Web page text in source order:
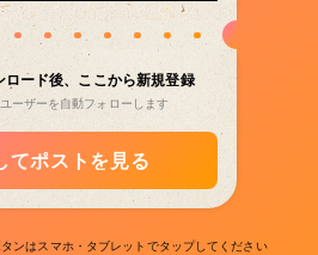
ロード後、ここから新規登録
ーザーを自動フォローします
てポストを見る
ンはスマホ・タブレットでタップしてください